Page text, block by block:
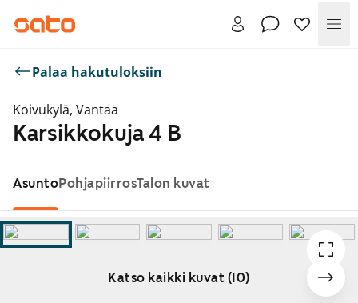
Palaa hakutuloksiin
Koivukylä, Vantaa
Karsikkokuja 4 B
AsuntoPohjapiirrosTalon kuvat
Katso kaikki kuvat (10)